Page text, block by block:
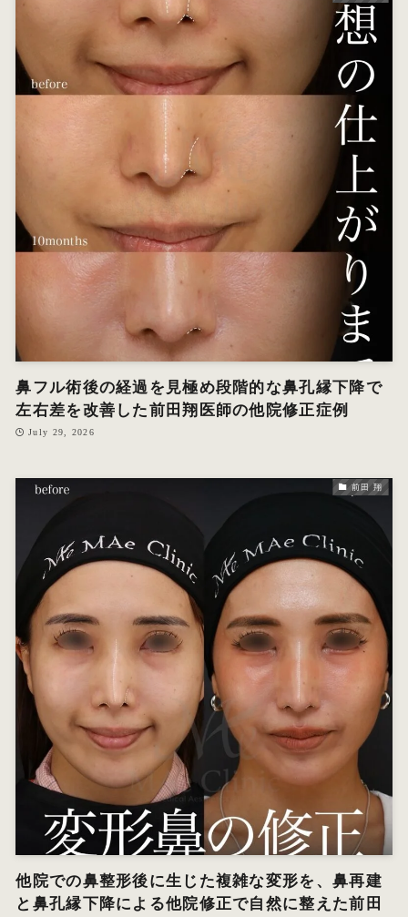
鼻フル術後の経過を見極め段階的な鼻孔縁下降で
左右差を改善した前田翔医師の他院修正症例
July 29, 2026
前田 翔
他院での鼻整形後に生じた複雑な変形を、鼻再建
と鼻孔縁下降による他院修正で自然に整えた前田